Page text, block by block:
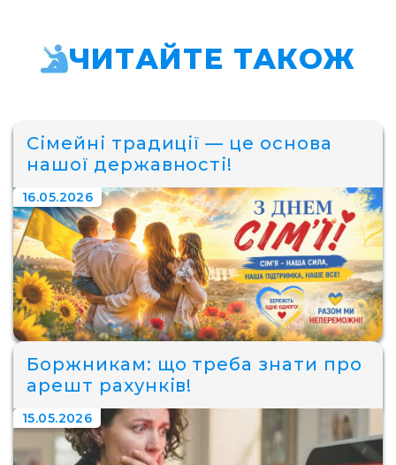
ЧИТАЙТЕ ТАКОЖ
Сімейні традиції — це основа
нашої державності!
16.05.2026
Боржникам: що треба знати про
арешт рахунків!
15.05.2026